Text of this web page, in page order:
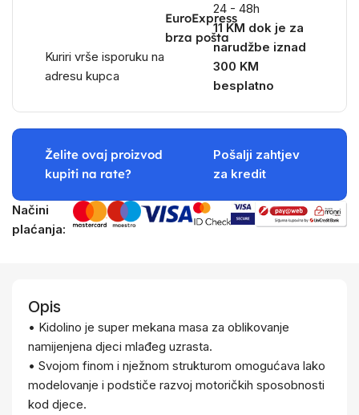
EuroExpress
brza pošta
Kuriri vrše isporuku na
adresu kupca
24 - 48h
11 KM dok je za
narudžbe iznad
300 KM
besplatno
Želite ovaj proizvod
kupiti na rate?
Pošalji zahtjev
za kredit
Načini
plaćanja:
Opis
• Kidolino je super mekana masa za oblikovanje
namijenjena djeci mlađeg uzrasta.
• Svojom finom i nježnom strukturom omogućava lako
modelovanje i podstiče razvoj motoričkih sposobnosti
kod djece.